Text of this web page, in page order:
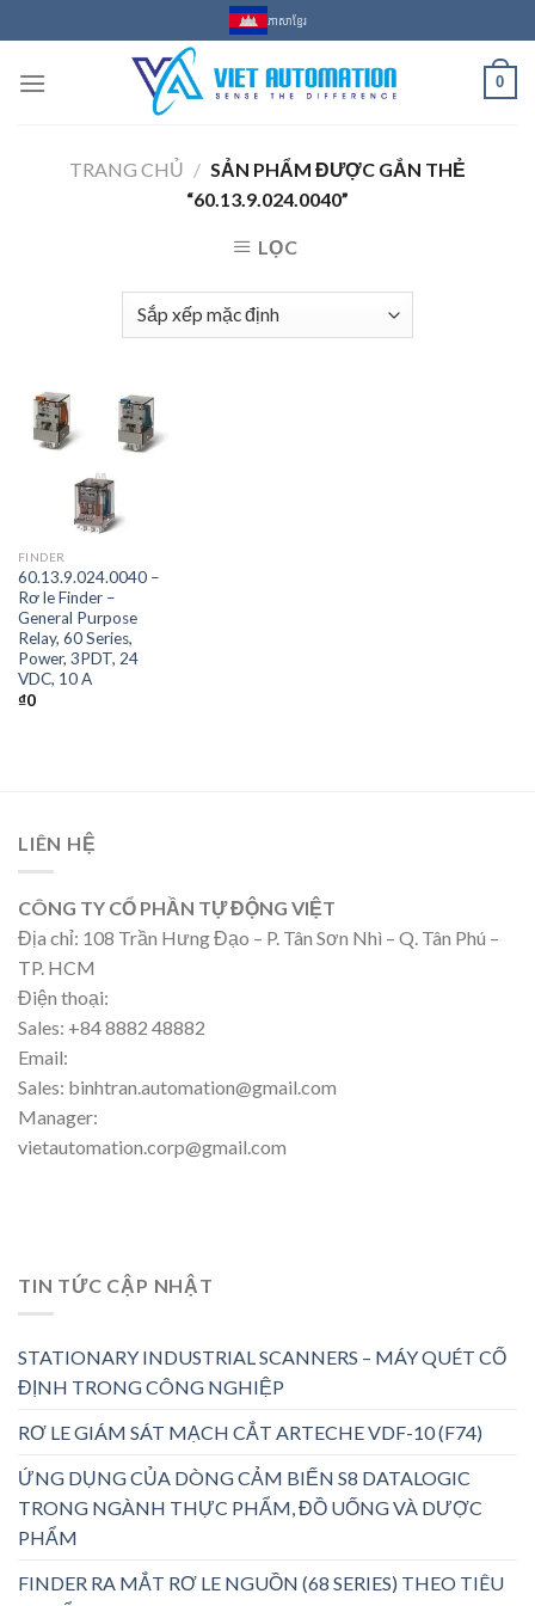
to
content
ភាសាខ្មែរ
0
TRANG CHỦ / SẢN PHẨM ĐƯỢC GẮN THẺ
“60.13.9.024.0040”
LỌC
FINDER
60.13.9.024.0040 –
Rơ le Finder –
General Purpose
Relay, 60 Series,
Power, 3PDT, 24
VDC, 10 A
₫0
LIÊN HỆ
CÔNG TY CỔ PHẦN TỰ ĐỘNG VIỆT
Địa chỉ: 108 Trần Hưng Đạo – P. Tân Sơn Nhì – Q. Tân Phú –
TP. HCM
Điện thoại:
Sales: +84 8882 48882
Email:
Sales: binhtran.automation@gmail.com
Manager:
vietautomation.corp@gmail.com
TIN TỨC CẬP NHẬT
STATIONARY INDUSTRIAL SCANNERS – MÁY QUÉT CỐ
ĐỊNH TRONG CÔNG NGHIỆP
RƠ LE GIÁM SÁT MẠCH CẮT ARTECHE VDF-10 (F74)
ỨNG DỤNG CỦA DÒNG CẢM BIẾN S8 DATALOGIC
TRONG NGÀNH THỰC PHẨM, ĐỒ UỐNG VÀ DƯỢC
PHẨM
FINDER RA MẮT RƠ LE NGUỒN (68 SERIES) THEO TIÊU